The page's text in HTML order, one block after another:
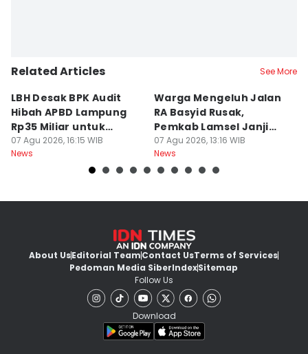
Related Articles See More
LBH Desak BPK Audit
Hibah APBD Lampung
Rp35 Miliar untuk
Kejaksaan
07 Agu 2026, 16:15 WIB
News
Warga Mengeluh Jalan
RA Basyid Rusak,
Pemkab Lamsel Janji
Segera Perbaiki
07 Agu 2026, 13:16 WIB
News
About UsEditorial TeamContact UsTerms of Services
Pedoman Media SiberIndexSitemap
Follow Us
Download